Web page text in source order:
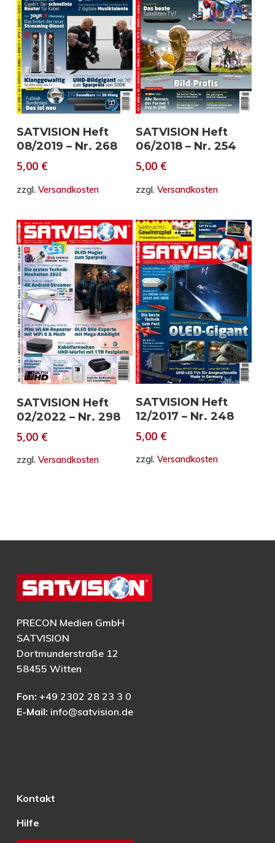
In den Warenkorb
SATVISION Heft
08/2019 – Nr. 268
5,00 €
zzgl. Versandkosten
In den Warenkorb
SATVISION Heft
06/2018 – Nr. 254
5,00 €
zzgl.Versandkosten
In den Warenkorb
SATVISION Heft
02/2022 – Nr. 298
5,00 €
zzgl. Versandkosten
In den Warenkorb
SATVISION Heft
12/2017 – Nr. 248
5,00 €
zzgl.Versandkosten
PRECON Medien GmbH
SATVISION
Dortmunderstraße 12
58455 Witten
Fon: +49 2302 28 23 3 0
E-Mail: info@satvision.de
Kontakt
Hilfe